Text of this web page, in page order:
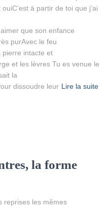
à partir de toi que j’ai
que son enfance
purAvec le feu
pierre intacte et
et les lèvres Tu es venue le
la
dissoudre leur Lire la suite
la forme
reprises les mêmes